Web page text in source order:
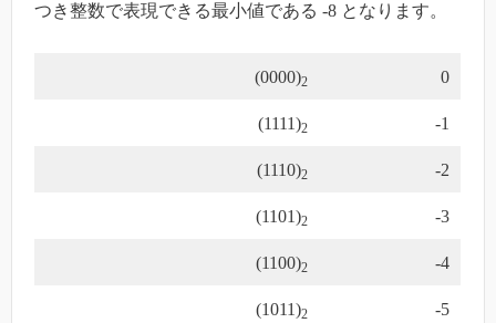
つき整数で表現できる最小値である -8 となります。
(0000)2 0
(1111)2 -1
(1110)2 -2
(1101)2 -3
(1100)2 -4
(1011)2 -5